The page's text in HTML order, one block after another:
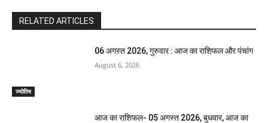
RELATED ARTICLES
ज्योतिष
06 अगस्त 2026, गुरुवार : आज का राशिफल और पंचांग
August 6, 2026
आज का राशिफल- 05 अगस्त 2026, बुधवार, आज का